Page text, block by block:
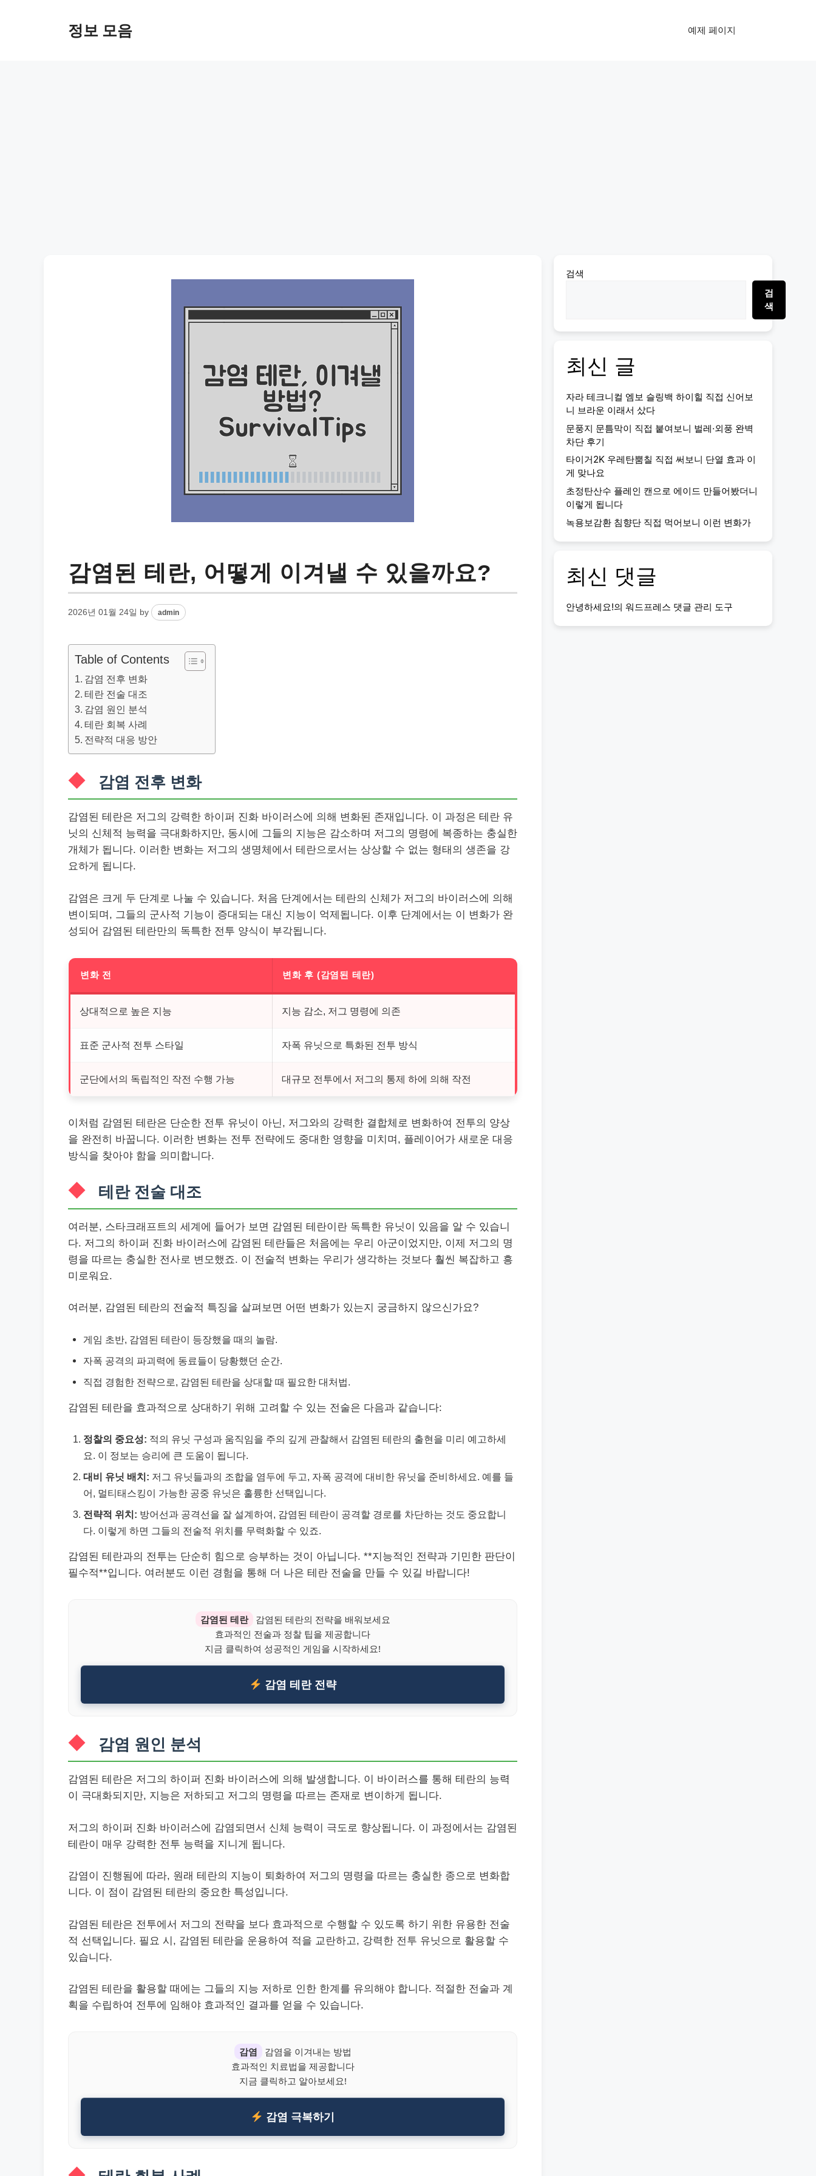
정보 모음 예제 페이지
감염된 테란, 어떻게 이겨낼 수 있을까요?
2026년 01월 24일 by admin
Table of Contents
감염 전후 변화
테란 전술 대조
감염 원인 분석
테란 회복 사례
전략적 대응 방안
감염 전후 변화
감염된 테란은 저그의 강력한 하이퍼 진화 바이러스에 의해 변화된 존재입니다. 이 과정은 테란 유
닛의 신체적 능력을 극대화하지만, 동시에 그들의 지능은 감소하며 저그의 명령에 복종하는 충실한
개체가 됩니다. 이러한 변화는 저그의 생명체에서 테란으로서는 상상할 수 없는 형태의 생존을 강
요하게 됩니다.
감염은 크게 두 단계로 나눌 수 있습니다. 처음 단계에서는 테란의 신체가 저그의 바이러스에 의해
변이되며, 그들의 군사적 기능이 증대되는 대신 지능이 억제됩니다. 이후 단계에서는 이 변화가 완
성되어 감염된 테란만의 독특한 전투 양식이 부각됩니다.
변화 전 변화 후 (감염된 테란)
상대적으로 높은 지능 지능 감소, 저그 명령에 의존
표준 군사적 전투 스타일 자폭 유닛으로 특화된 전투 방식
군단에서의 독립적인 작전 수행 가능 대규모 전투에서 저그의 통제 하에 의해 작전
이처럼 감염된 테란은 단순한 전투 유닛이 아닌, 저그와의 강력한 결합체로 변화하여 전투의 양상
을 완전히 바꿉니다. 이러한 변화는 전투 전략에도 중대한 영향을 미치며, 플레이어가 새로운 대응
방식을 찾아야 함을 의미합니다.
테란 전술 대조
여러분, 스타크래프트의 세계에 들어가 보면 감염된 테란이란 독특한 유닛이 있음을 알 수 있습니
다. 저그의 하이퍼 진화 바이러스에 감염된 테란들은 처음에는 우리 아군이었지만, 이제 저그의 명
령을 따르는 충실한 전사로 변모했죠. 이 전술적 변화는 우리가 생각하는 것보다 훨씬 복잡하고 흥
미로워요.
여러분, 감염된 테란의 전술적 특징을 살펴보면 어떤 변화가 있는지 궁금하지 않으신가요?
게임 초반, 감염된 테란이 등장했을 때의 놀람.
자폭 공격의 파괴력에 동료들이 당황했던 순간.
직접 경험한 전략으로, 감염된 테란을 상대할 때 필요한 대처법.
감염된 테란을 효과적으로 상대하기 위해 고려할 수 있는 전술은 다음과 같습니다:
정찰의 중요성: 적의 유닛 구성과 움직임을 주의 깊게 관찰해서 감염된 테란의 출현을 미리 예고하세
요. 이 정보는 승리에 큰 도움이 됩니다.
대비 유닛 배치: 저그 유닛들과의 조합을 염두에 두고, 자폭 공격에 대비한 유닛을 준비하세요. 예를 들
어, 멀티태스킹이 가능한 공중 유닛은 훌륭한 선택입니다.
전략적 위치: 방어선과 공격선을 잘 설계하여, 감염된 테란이 공격할 경로를 차단하는 것도 중요합니
다. 이렇게 하면 그들의 전술적 위치를 무력화할 수 있죠.
감염된 테란과의 전투는 단순히 힘으로 승부하는 것이 아닙니다. **지능적인 전략과 기민한 판단이
필수적**입니다. 여러분도 이런 경험을 통해 더 나은 테란 전술을 만들 수 있길 바랍니다!
감염된 테란
감염된 테란의 전략을 배워보세요
효과적인 전술과 정찰 팁을 제공합니다
지금 클릭하여 성공적인 게임을 시작하세요!
감염 테란 전략
감염 원인 분석
감염된 테란은 저그의 하이퍼 진화 바이러스에 의해 발생합니다. 이 바이러스를 통해 테란의 능력
이 극대화되지만, 지능은 저하되고 저그의 명령을 따르는 존재로 변이하게 됩니다.
저그의 하이퍼 진화 바이러스에 감염되면서 신체 능력이 극도로 향상됩니다. 이 과정에서는 감염된
테란이 매우 강력한 전투 능력을 지니게 됩니다.
감염이 진행됨에 따라, 원래 테란의 지능이 퇴화하여 저그의 명령을 따르는 충실한 종으로 변화합
니다. 이 점이 감염된 테란의 중요한 특성입니다.
감염된 테란은 전투에서 저그의 전략을 보다 효과적으로 수행할 수 있도록 하기 위한 유용한 전술
적 선택입니다. 필요 시, 감염된 테란을 운용하여 적을 교란하고, 강력한 전투 유닛으로 활용할 수
있습니다.
감염된 테란을 활용할 때에는 그들의 지능 저하로 인한 한계를 유의해야 합니다. 적절한 전술과 계
획을 수립하여 전투에 임해야 효과적인 결과를 얻을 수 있습니다.
감염
감염을 이겨내는 방법
효과적인 치료법을 제공합니다
지금 클릭하고 알아보세요!
감염 극복하기
검색
검
색
최신 글
자라 테크니컬 엠보 슬링백 하이힐 직접 신어보
니 브라운 이래서 샀다
문풍지 문틈막이 직접 붙여보니 벌레·외풍 완벽
차단 후기
타이거2K 우레탄뿜칠 직접 써보니 단열 효과 이
게 맞나요
초정탄산수 플레인 캔으로 에이드 만들어봤더니
이렇게 됩니다
녹용보감환 침향단 직접 먹어보니 이런 변화가
최신 댓글
안녕하세요!의 워드프레스 댓글 관리 도구